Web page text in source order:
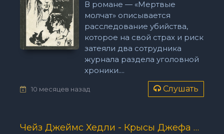
В романе — «Мертвые
молчат» описывается
расследование убийства,
которое на свой страх и риск
затеяли два сотрудника
журнала раздела уголовной
хроники....
10 месяцев назад Слушать
Чейз Джеймс Хедли - Крысы Джефа Баррета